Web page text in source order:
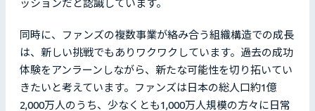
ッションだと認識しています。
同時に、ファンズの複数事業が絡み合う組織構造での成長
は、新しい挑戦でもありワクワクしています。過去の成功
体験をアンラーンしながら、新たな可能性を切り拓いてい
きたいと考えています。ファンズは日本の総人口約1億
2,000万人のうち、少なくとも1,000万人規模の方々に日常